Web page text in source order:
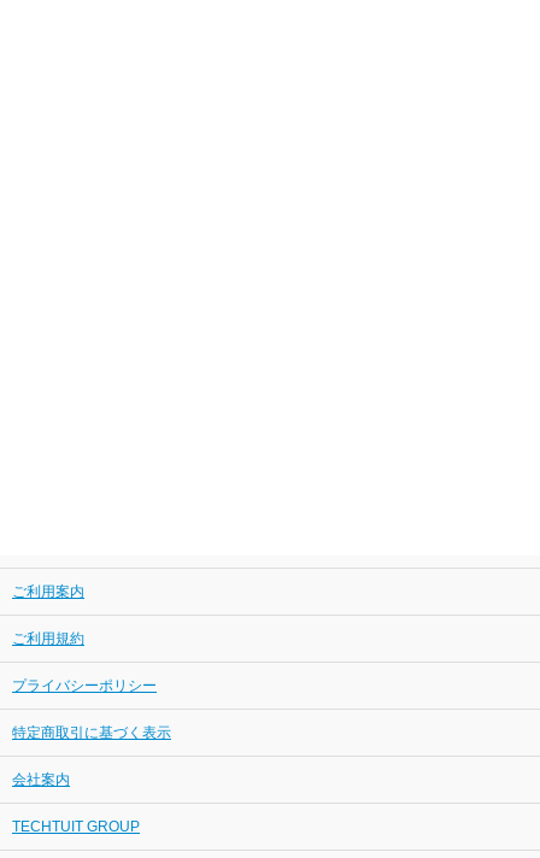
ご利用案内
ご利用規約
プライバシーポリシー
特定商取引に基づく表示
会社案内
TECHTUIT GROUP